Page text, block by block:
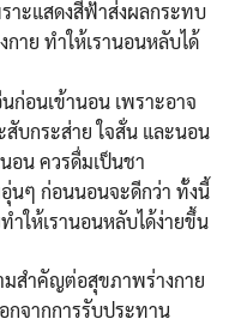
าะแสดงสีฟ้าส่งผลกระทบ
กาย ทำให้เรานอนหลับได้
ก่อนเข้านอน เพราะอาจ
สับกระส่าย ใจสั่น และนอน
อน ควรดื่มเป็นชา
นๆ ก่อนนอนจะดีกว่า ทั้งนี้
ำให้เรานอนหลับได้ง่ายขึ้น
สำคัญต่อสุขภาพร่างกาย
จากการรับประทาน